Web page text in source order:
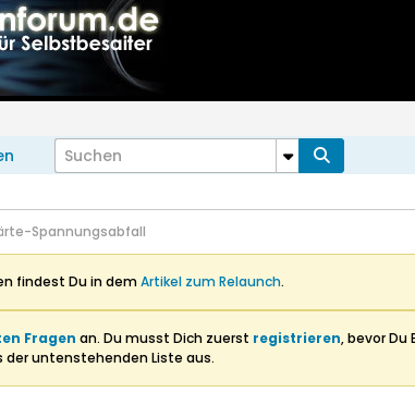
Spannungsabfall
findest Du in demArtikel zum Relaunch.
Fragen an. Du musst Dich zuerst registrieren, bevor Du
der untenstehenden Liste aus.